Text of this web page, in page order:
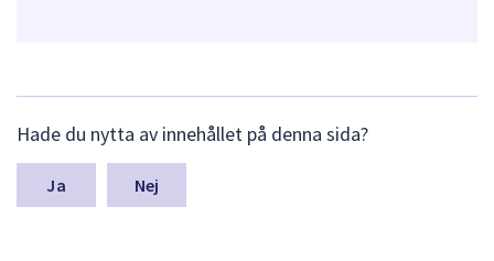
ä
m
a
Hade du nytta av innehållet på denna sida?
Nej